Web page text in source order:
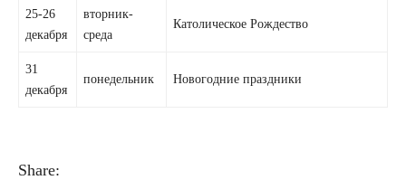
25-26
декабря
вторник-
среда
Католическое Рождество
31
декабря
понедельник Новогодние праздники
Share: